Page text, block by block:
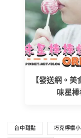
【發送網。
味星
台中甜點 巧克檸檬